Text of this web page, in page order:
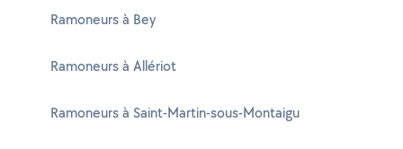
Ramoneurs à Bey
Ramoneurs à Allériot
Ramoneurs à Saint-Martin-sous-Montaigu